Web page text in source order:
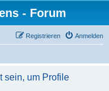
- Forum
Anmelden
Registrieren
sein, um Profile